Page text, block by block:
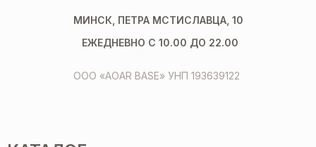
ООО «AOAR BASE» УНП 193639122
МИНСК, ПЕТРА МСТИСЛАВЦА, 10
ЕЖЕДНЕВНО С 10.00 ДО 22.00